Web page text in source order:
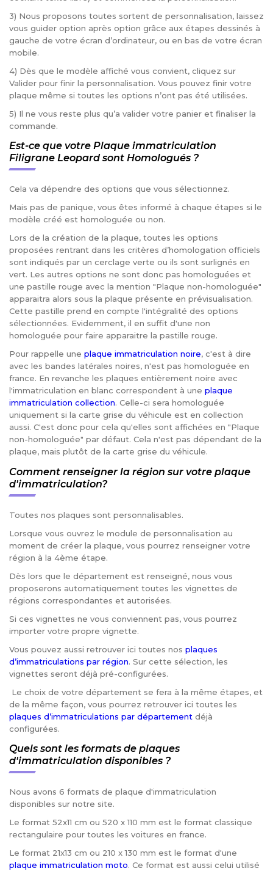
3) Nous proposons toutes sortent de personnalisation, laissez
vous guider option après option grâce aux étapes dessinés à
gauche de votre écran d’ordinateur, ou en bas de votre écran
mobile.
4) Dès que le modèle affiché vous convient, cliquez sur
Valider pour finir la personnalisation. Vous pouvez finir votre
plaque même si toutes les options n’ont pas été utilisées.
5) Il ne vous reste plus qu’a valider votre panier et finaliser la
commande.
Est-ce que votre Plaque immatriculation
Filigrane Leopard sont Homologués ?
Cela va dépendre des options que vous sélectionnez.
Mais pas de panique, vous êtes informé à chaque étapes si le
modèle créé est homologuée ou non.
Lors de la création de la plaque, toutes les options
proposées rentrant dans les critères d’homologation officiels
sont indiqués par un cerclage verte ou ils sont surlignés en
vert. Les autres options ne sont donc pas homologuées et
une pastille rouge avec la mention "Plaque non-homologuée"
apparaitra alors sous la plaque présente en prévisualisation.
Cette pastille prend en compte l'intégralité des options
sélectionnées. Evidemment, il en suffit d'une non
homologuée pour faire apparaitre la pastille rouge.
Pour rappelle une plaque immatriculation noire, c'est à dire
avec les bandes latérales noires, n'est pas homologuée en
france. En revanche les plaques entièrement noire avec
l'immatriculation en blanc correspondent à une plaque
immatriculation collection. Celle-ci sera homologuée
uniquement si la carte grise du véhicule est en collection
aussi. C'est donc pour cela qu'elles sont affichées en "Plaque
non-homologuée" par défaut. Cela n'est pas dépendant de la
plaque, mais plutôt de la carte grise du véhicule.
Comment renseigner la région sur votre plaque
d'immatriculation?
Toutes nos plaques sont personnalisables.
Lorsque vous ouvrez le module de personnalisation au
moment de créer la plaque, vous pourrez renseigner votre
région à la 4ème étape.
Dès lors que le département est renseigné, nous vous
proposerons automatiquement toutes les vignettes de
régions correspondantes et autorisées.
Si ces vignettes ne vous conviennent pas, vous pourrez
importer votre propre vignette.
Vous pouvez aussi retrouver ici toutes nos plaques
d’immatriculations par région. Sur cette sélection, les
vignettes seront déjà pré-configurées.
Le choix de votre département se fera à la même étapes, et
de la même façon, vous pourrez retrouver ici toutes les
plaques d’immatriculations par département déjà
configurées.
Quels sont les formats de plaques
d'immatriculation disponibles ?
Nous avons 6 formats de plaque d'immatriculation
disponibles sur notre site.
Le format 52x11 cm ou 520 x 110 mm est le format classique
rectangulaire pour toutes les voitures en france.
Le format 21x13 cm ou 210 x 130 mm est le format d'une
plaque immatriculation moto. Ce format est aussi celui utilisé